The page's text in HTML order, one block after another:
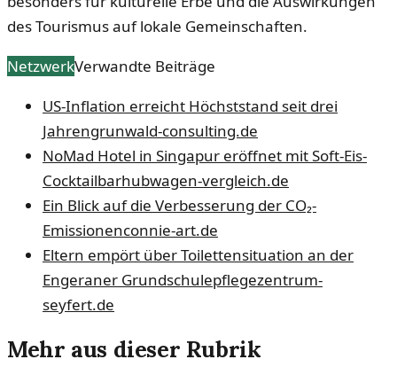
des Tourismus auf lokale Gemeinschaften.
NetzwerkVerwandte Beiträge
US-Inflation erreicht Höchststand seit drei
Jahrengrunwald-consulting.de
NoMad Hotel in Singapur eröffnet mit Soft-Eis-
Cocktailbarhubwagen-vergleich.de
Ein Blick auf die Verbesserung der CO₂-
Emissionenconnie-art.de
Eltern empört über Toilettensituation an der
Engeraner Grundschulepflegezentrum-
seyfert.de
Mehr aus dieser Rubrik